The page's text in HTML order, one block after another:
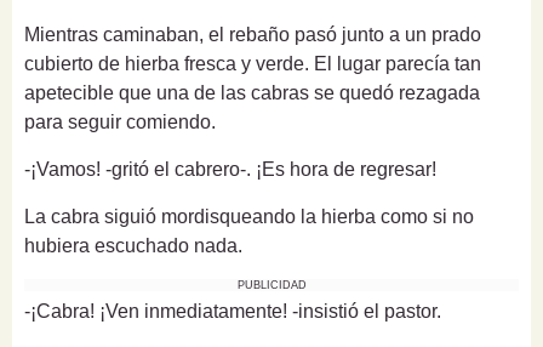
Mientras caminaban, el rebaño pasó junto a un prado
cubierto de hierba fresca y verde. El lugar parecía tan
apetecible que una de las cabras se quedó rezagada
para seguir comiendo.
-¡Vamos! -gritó el cabrero-. ¡Es hora de regresar!
La cabra siguió mordisqueando la hierba como si no
hubiera escuchado nada.
PUBLICIDAD
-¡Cabra! ¡Ven inmediatamente! -insistió el pastor.